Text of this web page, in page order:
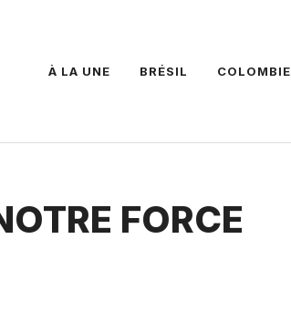
À LA UNE BRÉSIL COLOMBIE
FORCE